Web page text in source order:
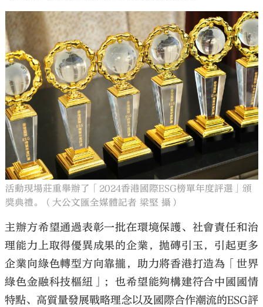
活動現場莊重舉辦了「2024香港國際ESG榜單年度評選」頒
獎典禮。（大公文匯全媒體記者 梁堅 攝）
主辦方希望通過表彰一批在環境保護、社會責任和治
理能力上取得優異成果的企業，拋磚引玉，引起更多
企業向綠色轉型方向靠攏，助力將香港打造為「世界
綠色金融科技樞紐」；也希望能夠構建符合中國國情
特點、高質量發展戰略理念以及國際合作潮流的ESG評